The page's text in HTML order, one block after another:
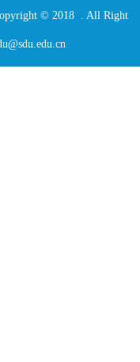
© 2018 . All Right